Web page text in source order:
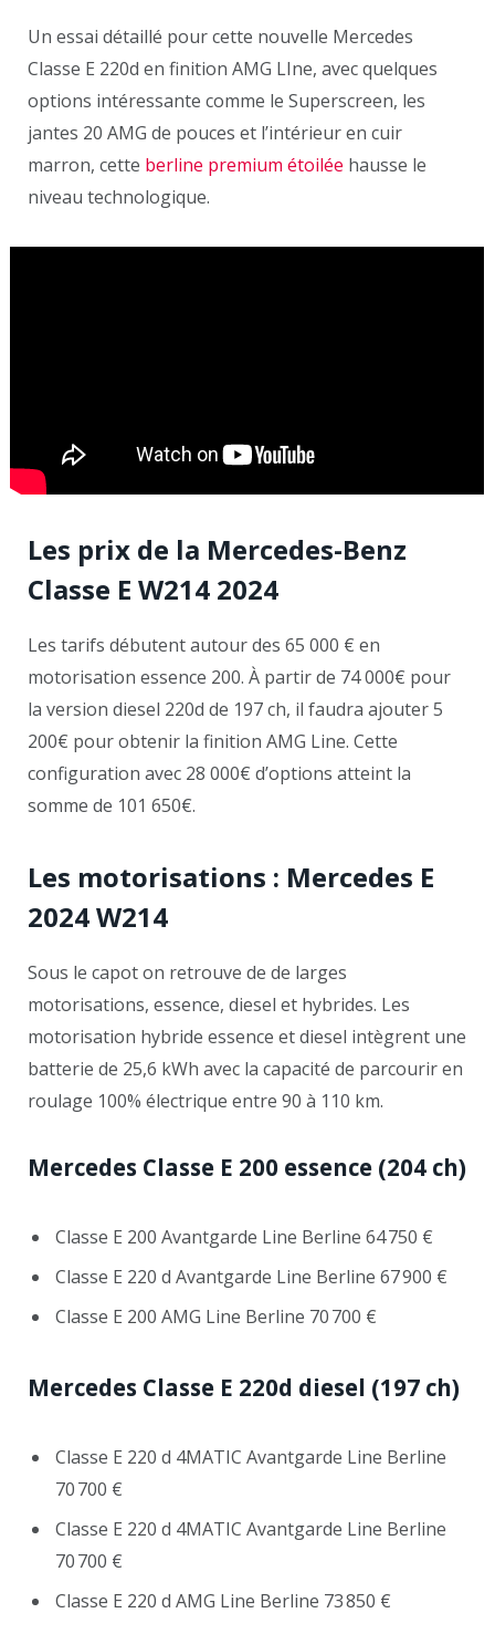
Un essai détaillé pour cette nouvelle Mercedes
Classe E 220d en finition AMG LIne, avec quelques
options intéressante comme le Superscreen, les
jantes 20 AMG de pouces et l’intérieur en cuir
marron, cette berline premium étoilée hausse le
niveau technologique.
Les prix de la Mercedes-Benz
Classe E W214 2024
Les tarifs débutent autour des 65 000 € en
motorisation essence 200. À partir de 74 000€ pour
la version diesel 220d de 197 ch, il faudra ajouter 5
200€ pour obtenir la finition AMG Line. Cette
configuration avec 28 000€ d’options atteint la
somme de 101 650€.
Les motorisations : Mercedes E
2024W214
Sous le capot on retrouve de de larges
motorisations, essence, diesel et hybrides. Les
motorisation hybride essence et diesel intègrent une
batterie de 25,6 kWh avec la capacité de parcourir en
roulage 100% électrique entre 90 à 110 km.
Mercedes Classe E 200 essence (204 ch)
Classe E 200 Avantgarde Line Berline 64 750 €
Classe E 220 d Avantgarde Line Berline 67 900 €
Classe E 200 AMG Line Berline 70 700 €
Mercedes Classe E 220d diesel (197 ch)
Classe E 220 d 4MATIC Avantgarde Line Berline
70 700 €
Classe E 220 d 4MATIC Avantgarde Line Berline
70 700 €
Classe E 220 d AMG Line Berline 73 850 €